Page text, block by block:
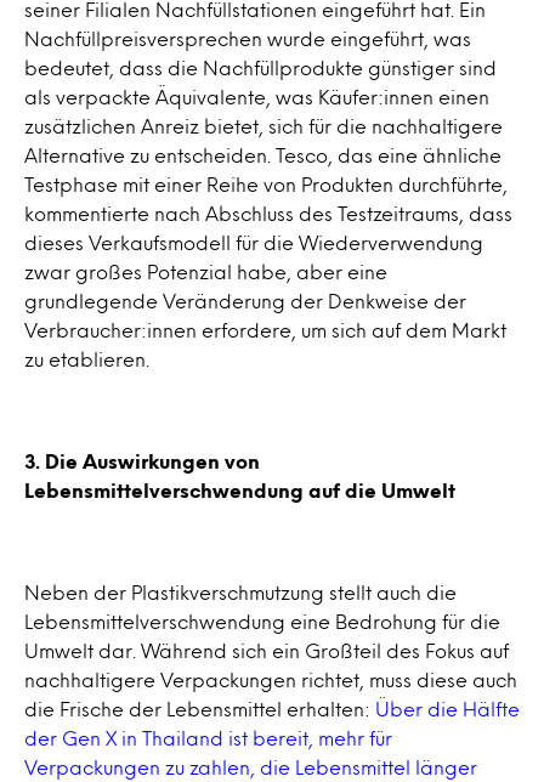
seiner Filialen Nachfüllstationen eingeführt hat. Ein
Nachfüllpreisversprechen wurde eingeführt, was
bedeutet, dass die Nachfüllprodukte günstiger sind
als verpackte Äquivalente, was Käufer:innen einen
zusätzlichen Anreiz bietet, sich für die nachhaltigere
Alternative zu entscheiden. Tesco, das eine ähnliche
Testphase mit einer Reihe von Produkten durchführte,
kommentierte nach Abschluss des Testzeitraums, dass
dieses Verkaufsmodell für die Wiederverwendung
zwar großes Potenzial habe, aber eine
grundlegende Veränderung der Denkweise der
Verbraucher:innen erfordere, um sich auf dem Markt
zu etablieren.
3. Die Auswirkungen von
Lebensmittelverschwendung auf die Umwelt
Neben der Plastikverschmutzung stellt auch die
Lebensmittelverschwendung eine Bedrohung für die
Umwelt dar. Während sich ein Großteil des Fokus auf
nachhaltigere Verpackungen richtet, muss diese auch
die Frische der Lebensmittel erhalten:
Über die Hälfte
der Gen X in Thailand ist bereit, mehr für
Verpackungen zu zahlen, die Lebensmittel länger